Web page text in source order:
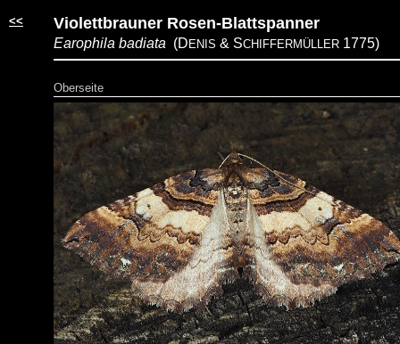
<< Violettbrauner Rosen-Blattspanner
Earophila badiata (D ENIS & SCHIFFERMÜLLER 1775)
Oberseite